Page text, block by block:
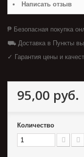
Написать отзыв
₱ Безопасная покупка
⛟ Доставка в Пункты
✓ Гарантия цены и
95,00 руб.
Количество